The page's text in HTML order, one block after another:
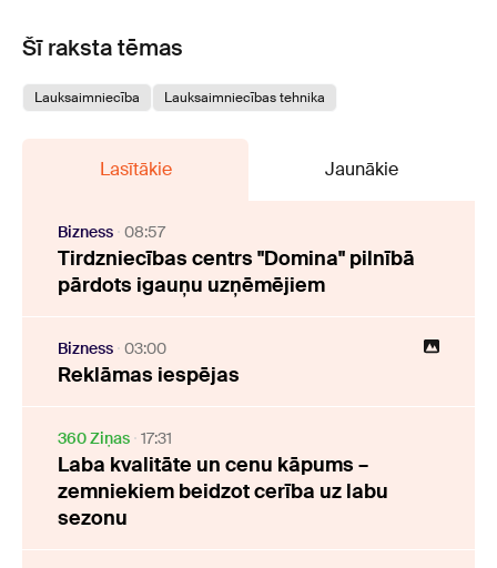
Šī raksta tēmas
Lauksaimniecība Lauksaimniecības tehnika
Lasītākie Jaunākie
Bizness 08:57
Tirdzniecības centrs "Domina" pilnībā
pārdots igauņu uzņēmējiem
Bizness 03:00
Reklāmas iespējas
360 Ziņas 17:31
Laba kvalitāte un cenu kāpums –
zemniekiem beidzot cerība uz labu
sezonu